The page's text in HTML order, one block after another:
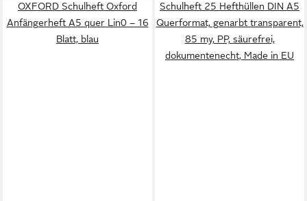
OXFORD Schulheft Oxford
Anfängerheft A5 quer Lin0 – 16
Blatt, blau
Schulheft 25 Hefthüllen DIN A5
Querformat, genarbt transparent,
85 my, PP, säurefrei,
dokumentenecht, Made in EU